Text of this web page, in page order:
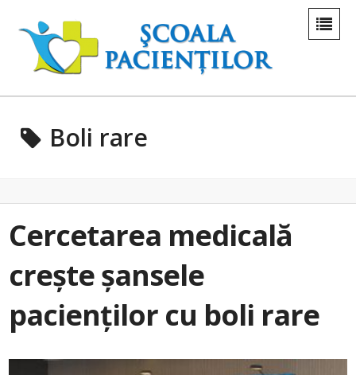
Boli rare
Cercetarea medicală
crește șansele
pacienților cu boli rare